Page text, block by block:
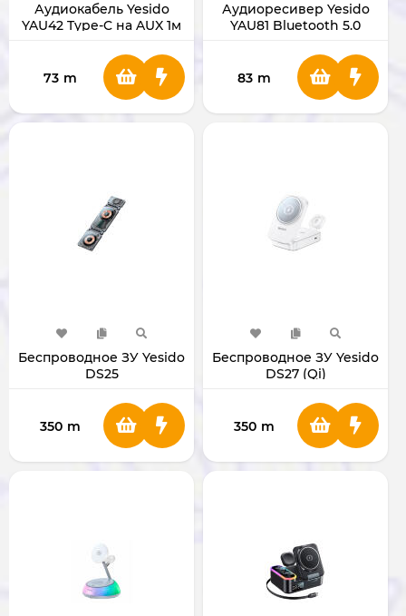
Аудиокабель Yesido
YAU42 Type-C на AUX 1м
73 m
Аудиоресивер Yesido
YAU81 Bluetooth 5.0
83 m
Беспроводное ЗУ Yesido
DS25
350 m
Беспроводное ЗУ Yesido
DS27 (Qi)
350 m